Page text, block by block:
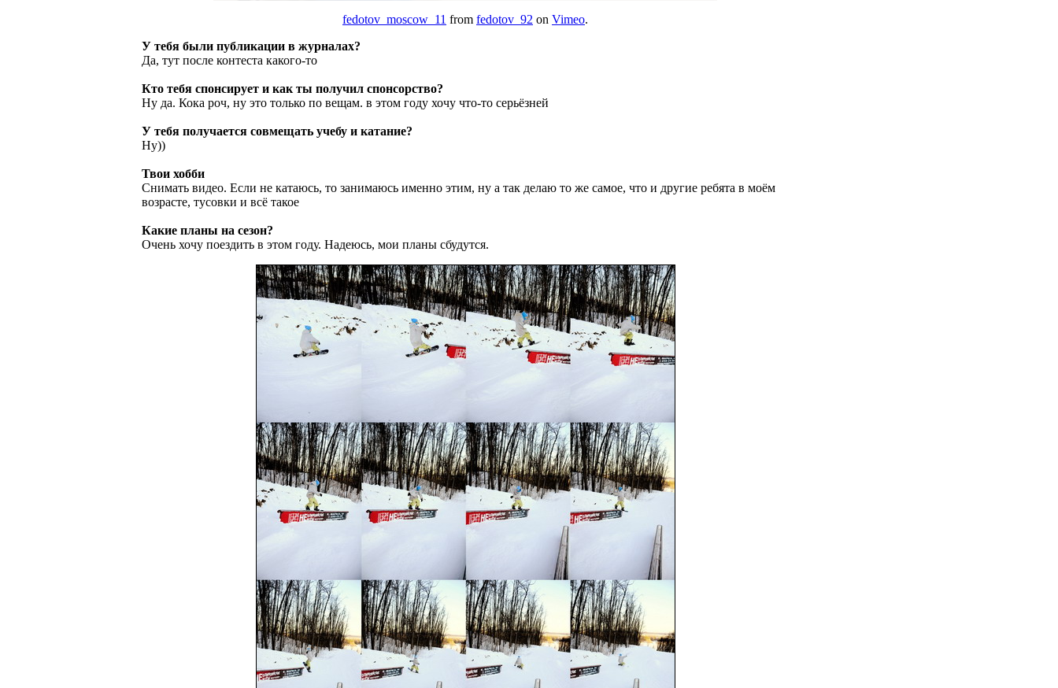
fedotov_moscow_11 from fedotov_92 on Vimeo.
У тебя были публикации в журналах?
Да, тут после контеста какого-то
Кто тебя спонсирует и как ты получил спонсорство?
Ну да. Кока роч, ну это только по вещам. в этом году хочу что-то серьёзней
У тебя получается совмещать учебу и катание?
Ну))
Твои хобби
Снимать видео. Если не катаюсь, то занимаюсь именно этим, ну а так делаю то же самое, что и другие ребята в моём
возрасте, тусовки и всё такое
Какие планы на сезон?
Очень хочу поездить в этом году. Надеюсь, мои планы сбудутся.